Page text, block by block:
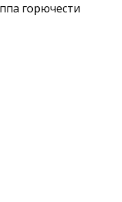
горючести